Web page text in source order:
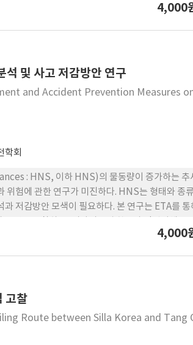
선박운항자의 위험의식을 바탕으로 하여 다양한
하는지를 분석하였다. 또한 각 요소들 간의 위험
화를 확인할 수 있었다.
4,000
및 사고 저감방안 연구
and Accident Prevention Measures
학회
: HNS, 이하 HNS)의 물동량이 증가하는 추
험에 관한 연구가 미진하다. HNS는 형태와 종
저감방안 모색이 필요하다. 본 연구는 ETA를
하여 고위험군 시나리오를 선정하여 국내에 적
4,000
고찰
Route between Silla Korea and Tang